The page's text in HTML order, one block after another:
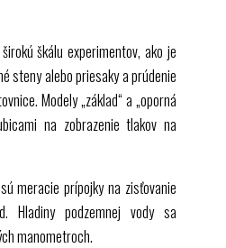
škálu experimentov, ako je
steny alebo priesaky a prúdenie
Modely „základ“ a „oporná
na zobrazenie tlakov na
meracie prípojky na zisťovanie
Hladiny podzemnej vody sa
manometroch.